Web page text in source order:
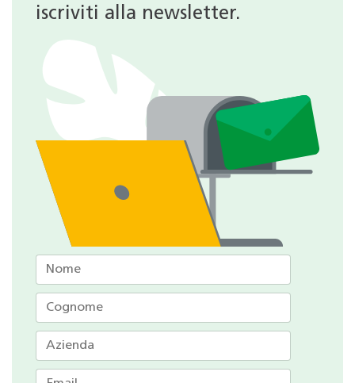
iscriviti alla newsletter.